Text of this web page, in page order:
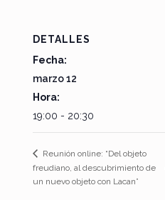
DETALLES
Fecha:
marzo 12
Hora:
19:00 - 20:30
Reunión online: “Del objeto
freudiano, al descubrimiento de
un nuevo objeto con Lacan”